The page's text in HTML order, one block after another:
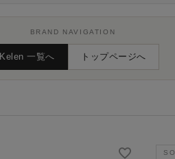
BRAND NAVIGATION
Kelen 一覧へ トップページへ